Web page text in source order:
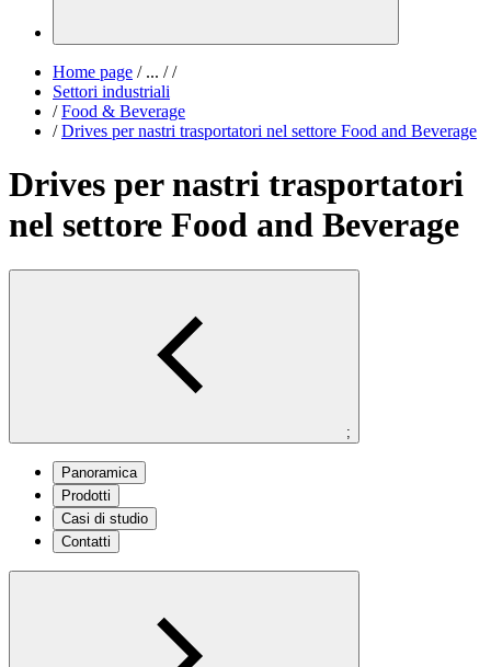
Home page /... / /
Settori industriali
/ Food & Beverage
/ Drives per nastri trasportatori nel settore Food and Beverage
Drives per nastri trasportatori
nel settore Food and Beverage
;
Panoramica
Prodotti
Casi di studio
Contatti